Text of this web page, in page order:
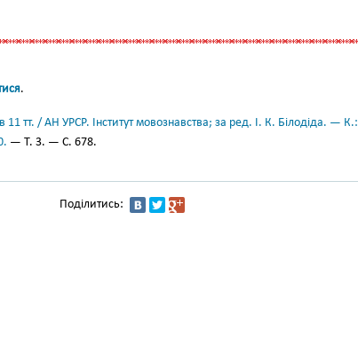
.
11 тт. / АН УРСР. Інститут мовознавства; за ред. І. К. Білодіда. — К.:
— Т. 3. — С. 678.
Поділитись: